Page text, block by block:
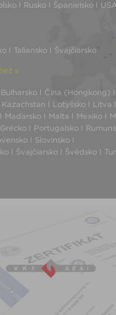
Rusko Španielsko
USA
Taliansko Švajčiarsko
v
Bulharsko Čína (Hongkong)
Kazachstan Lotyšsko
Litva
Maďarsko Malta Mexiko
Grécko Portugalsko
Slovinsko
Švajčiarsko Švédsko